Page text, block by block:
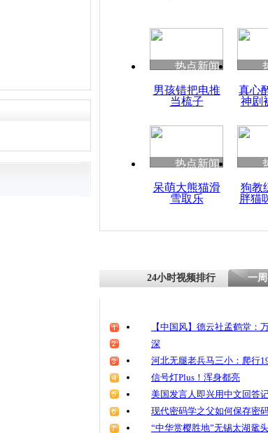
热点新闻
男孩错把电推
当梳子
真心
神剧
热点新闻
呆萌大熊猫滑
雪取乐
狗教
胖猫
24小时视频排行 一
【中国风】德云社孟鹤堂：
深
河北无腿老兵马三小：爬行
信号灯Plus！浑身都亮
美国发言人即兴用中文回答
现代密码学之父如何保存
“中华赏樱胜地”无锡太湖鼋